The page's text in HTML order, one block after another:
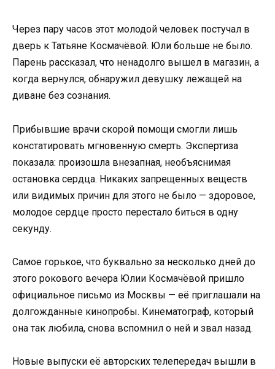
Через пару часов этот молодой человек постучал в
дверь к Татьяне Космачёвой. Юли больше не было.
Парень рассказал, что ненадолго вышел в магазин, а
когда вернулся, обнаружил девушку лежащей на
диване без сознания.
Прибывшие врачи скорой помощи смогли лишь
констатировать мгновенную смерть. Экспертиза
показала: произошла внезапная, необъяснимая
остановка сердца. Никаких запрещенных веществ
или видимых причин для этого не было — здоровое,
молодое сердце просто перестало биться в одну
секунду.
Самое горькое, что буквально за несколько дней до
этого рокового вечера Юлии Космачёвой пришло
официальное письмо из Москвы — её приглашали на
долгожданные кинопробы. Кинематограф, который
она так любила, снова вспомнил о ней и звал назад.
Новые выпуски её авторских телепередач вышли в